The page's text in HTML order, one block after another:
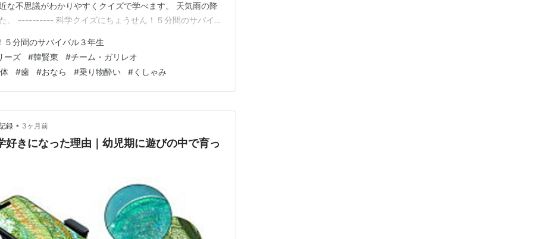
な不思議がわかりやすくクイズで学べます。 天気雨の降
。 ---------- 科学クイズにちょうせん！５分間のサバイバ
科学クイズにちょうせん！５分間のサバイバル３
分間のサバイバル３年生
ーズ #韓賢東 #チーム・ガリレオ
#歯 #おなら #乗り物酔い #くしゃみ
録 • 3ヶ月前
好きになった理由｜幼児期に遊びの中で育っ